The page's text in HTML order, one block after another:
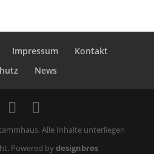
Impressum
Kontakt
News
Alle Inhalte unterliegen
Powered bydesignbros